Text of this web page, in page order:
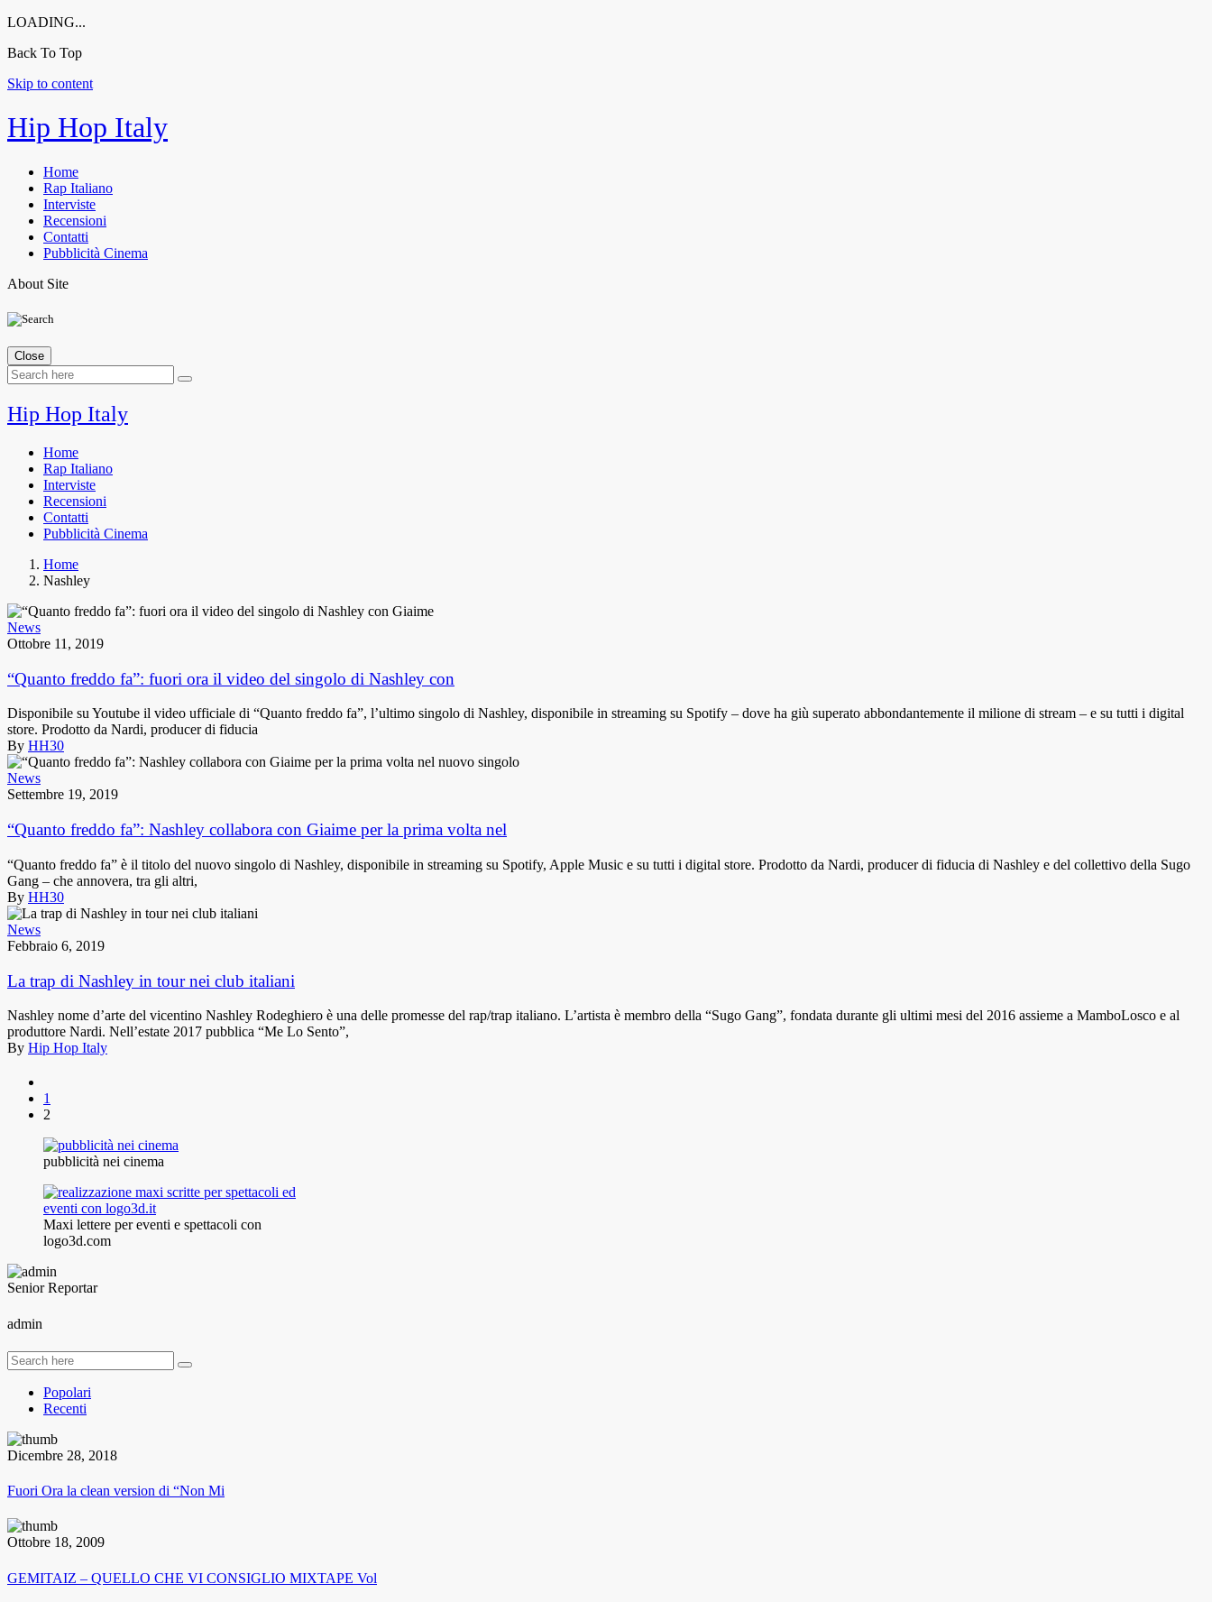
LOADING...
Back To Top
Skip to content
Hip Hop Italy
Home
Rap Italiano
Interviste
Recensioni
Contatti
Pubblicità Cinema
About Site
Close
Hip Hop Italy
Home
Rap Italiano
Interviste
Recensioni
Contatti
Pubblicità Cinema
Home
Nashley
News
Ottobre 11, 2019
“Quanto freddo fa”: fuori ora il video del singolo di Nashley con
Disponibile su Youtube il video ufficiale di “Quanto freddo fa”, l’ultimo singolo di Nashley, disponibile in streaming su Spotify – dove ha giù superato abbondantemente il milione di stream – e su tutti i digital
store. Prodotto da Nardi, producer di fiducia
By HH30
News
Settembre 19, 2019
“Quanto freddo fa”: Nashley collabora con Giaime per la prima volta nel
“Quanto freddo fa” è il titolo del nuovo singolo di Nashley, disponibile in streaming su Spotify, Apple Music e su tutti i digital store. Prodotto da Nardi, producer di fiducia di Nashley e del collettivo della Sugo
Gang – che annovera, tra gli altri,
By HH30
News
Febbraio 6, 2019
La trap di Nashley in tour nei club italiani
Nashley nome d’arte del vicentino Nashley Rodeghiero è una delle promesse del rap/trap italiano. L’artista è membro della “Sugo Gang”, fondata durante gli ultimi mesi del 2016 assieme a MamboLosco e al
produttore Nardi. Nell’estate 2017 pubblica “Me Lo Sento”,
By Hip Hop Italy
1
2
pubblicità nei cinema
Maxi lettere per eventi e spettacoli con
logo3d.com
Senior Reportar
admin
Popolari
Recenti
Dicembre 28, 2018
Fuori Ora la clean version di “Non Mi
Ottobre 18, 2009
GEMITAIZ – QUELLO CHE VI CONSIGLIO MIXTAPE Vol